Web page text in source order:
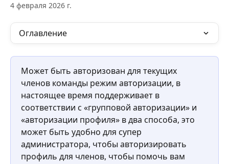
4 февраля 2026 г.
Оглавление
Может быть авторизован для текущих
членов команды режим авторизации, в
настоящее время поддерживает в
соответствии с «групповой авторизации» и
«авторизации профиля» в два способа, это
может быть удобно для супер
администратора, чтобы авторизировать
профиль для членов, чтобы помочь вам